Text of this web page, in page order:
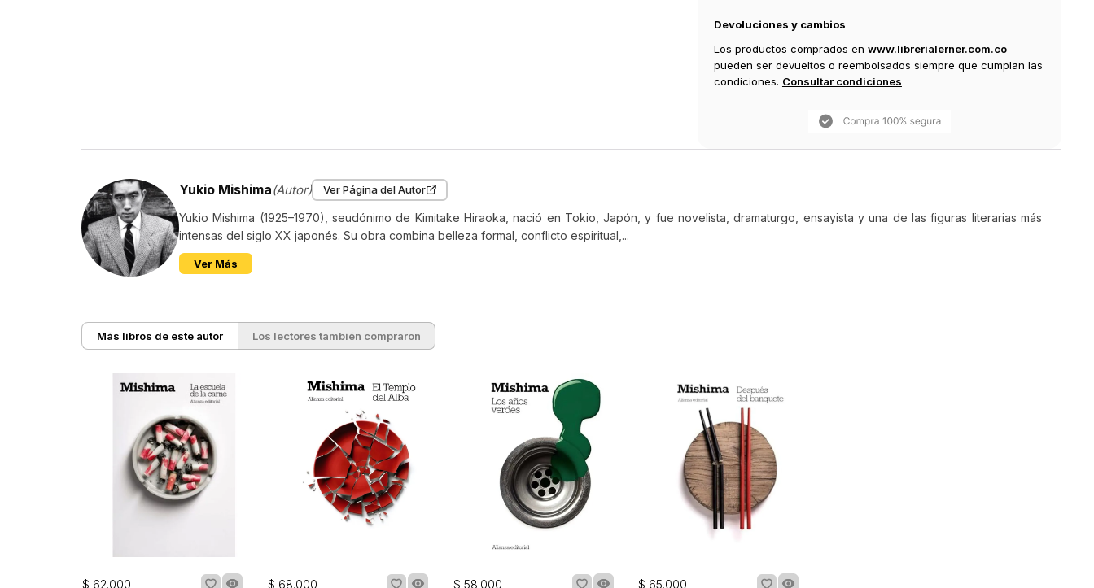
Devoluciones y cambios
Los productos comprados en www.librerialerner.com.co
pueden ser devueltos o reembolsados siempre que cumplan las
condiciones. Consultar condiciones
Yukio Mishima(Autor) Ver Página del Autor
Yukio Mishima (1925–1970), seudónimo de Kimitake Hiraoka, nació en Tokio, Japón, y fue novelista, dramaturgo, ensayista y una de las figuras literarias más
intensas del siglo XX japonés. Su obra combina belleza formal, conflicto espiritual,...
Ver Más
Más libros de este autor Los lectores también compraron
$ 62.000 $ 68.000 $ 58.000 $ 65.000